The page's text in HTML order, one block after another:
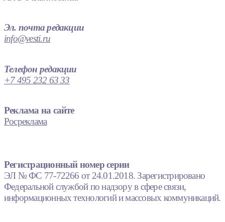
Эл. почта редакции
info@vesti.ru
Телефон редакции
+7 495 232 63 33
Реклама на сайте
Росреклама
Регистрационный номер серии
ЭЛ № ФС 77-72266 от 24.01.2018. Зарегистрировано
Федеральной службой по надзору в сфере связи,
информационных технологий и массовых коммуникаций.